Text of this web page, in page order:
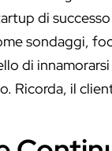
di
sondaggi,
di
Ricorda, il